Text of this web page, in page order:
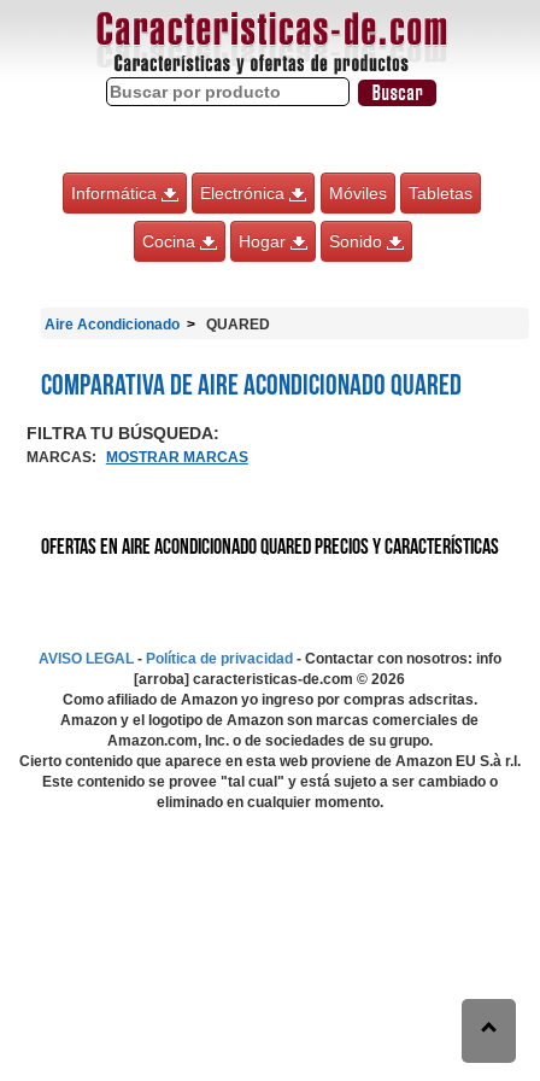
Informática Electrónica Móviles Tabletas
Cocina Hogar Sonido
Aire Acondicionado QUARED
Comparativa de Aire Acondicionado QUARED
FILTRA TU BÚSQUEDA:
MARCAS: MOSTRAR MARCAS
Ofertas en Aire Acondicionado QUARED precios y características
AVISO LEGAL- Política de privacidad - Contactar con nosotros: info
[arroba] caracteristicas-de.com ©2026
Como afiliado de Amazon yo ingreso por compras adscritas.
Amazon y el logotipo de Amazon son marcas comerciales de
Amazon.com, Inc. o de sociedades de su grupo.
Cierto contenido que aparece en esta web proviene de Amazon EU S.à r.l.
Este contenido se provee "tal cual" y está sujeto a ser cambiado o
eliminado en cualquier momento.